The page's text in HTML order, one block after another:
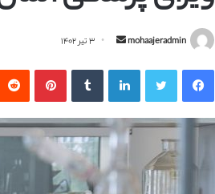
mohaajeradmin
ا
ل
ب
ا
۳ تیر ۱۴۰۲
فیسبوک لینکداین پینتریست